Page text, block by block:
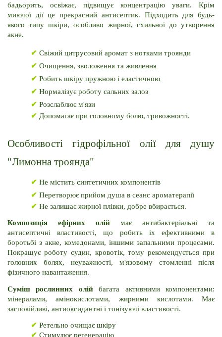
бадьорить, освіжає, підвищує концентрацію уваги. Крім
миючої дії це прекрасний антисептик. Підходить для будь-
якого типу шкіри, особливо жирної, схильної до утворення
акне.
✔ Свіжий цитрусовий аромат з нотками троянди
✔ Очищення, зволоження та живлення
✔ Робить шкіру пружною і еластичною
✔ Нормалізує роботу сальних залоз
✔ Розслаблює м'язи
✔ Допомагає при головному болю, тривожності.
Особливості гідрофільної олії для душу
"Лимонна троянда"
✔ Не містить синтетичних компонентів
✔ Перетворює прийом душа в сеанс ароматерапії
✔ Не залишає жирної плівки, добре вбирається.
Композиція ефірних олій має антибактеріальні та
антисептичні властивості, що робить іх ефективними в
боротьбі з акне, комедонами, іншими запальними процесами.
Покращує роботу судин, кровотік, тому рекомендується при
головних болях, неуважності, м'язовому стомленні після
фізичного навантаження.
Суміш рослинних олій багата активними компонентами:
мінералами, амінокислотами, жирними кислотами. Має
заспокійливі, антиоксидантні і тонізуючі властивості.
✔ Ретельно очищає шкіру
✔ Стимулює регенерацію